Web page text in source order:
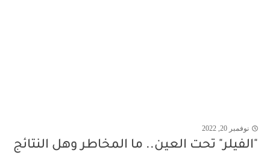
نوفمبر 20, 2022
"الفيلر" تحت العين.. ما المخاطر وهل النتائج